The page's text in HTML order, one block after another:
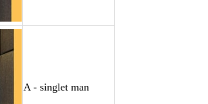
A - singlet man